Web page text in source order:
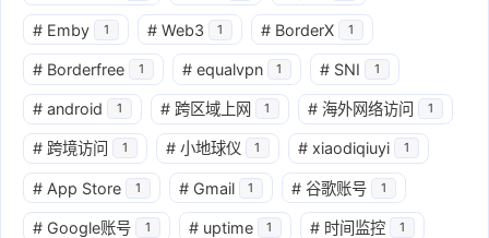
# Emby 1 # Web3 1 # BorderX 1
# Borderfree 1 # equalvpn 1 # SNI 1
# android 1 # 跨区域上网 1 # 海外网络访问 1
# 跨境访问 1 # 小地球仪 1 # xiaodiqiuyi 1
# App Store 1 # Gmail 1 # 谷歌账号 1
# Google账号 1 # uptime 1 # 时间监控 1